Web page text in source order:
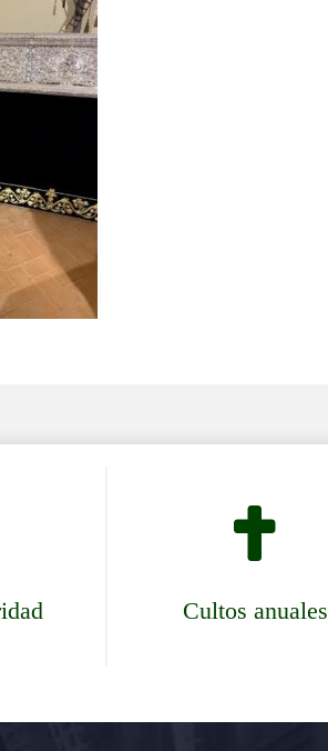

Cultos anuales